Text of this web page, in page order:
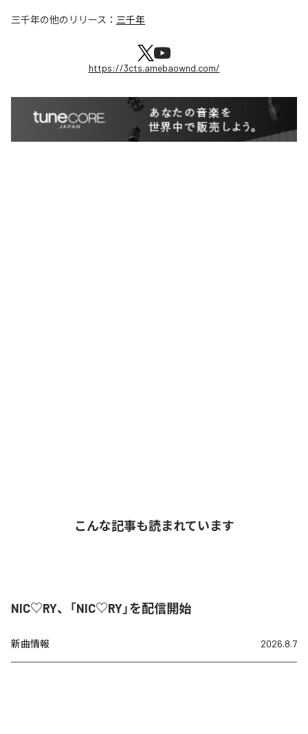
三千年の他のリリース： 三千年
https://3cts.amebaownd.com/
こんな記事も読まれています
NIC♡RY、「NIC♡RY」を配信開始
新曲情報 2026.8.7